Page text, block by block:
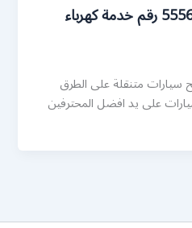
خدمة بنشر تيماء 55566920 رقم خدمة كهرباء
سيارات متنقلة على الطرق
على يد افضل المحترفين